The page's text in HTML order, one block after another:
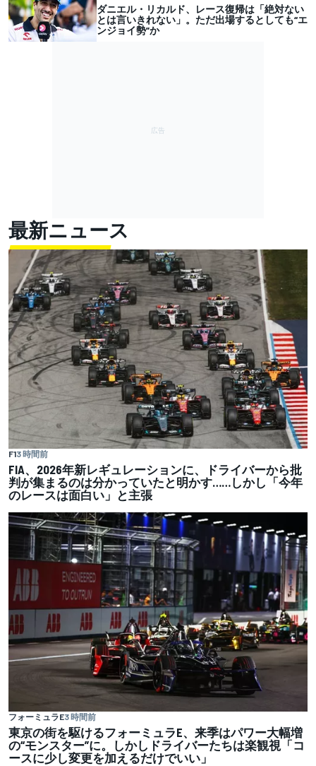
ダニエル・リカルド、レース復帰は「絶対ない
とは言いきれない」。ただ出場するとしても“エ
ンジョイ勢”か
最新ニュース
F13 時間前
FIA、2026年新レギュレーションに、ドライバーから批
判が集まるのは分かっていたと明かす……しかし「今年
のレースは面白い」と主張
フォーミュラE3 時間前
東京の街を駆けるフォーミュラE、来季はパワー大幅増
の“モンスター”に。しかしドライバーたちは楽観視「コ
ースに少し変更を加えるだけでいい」